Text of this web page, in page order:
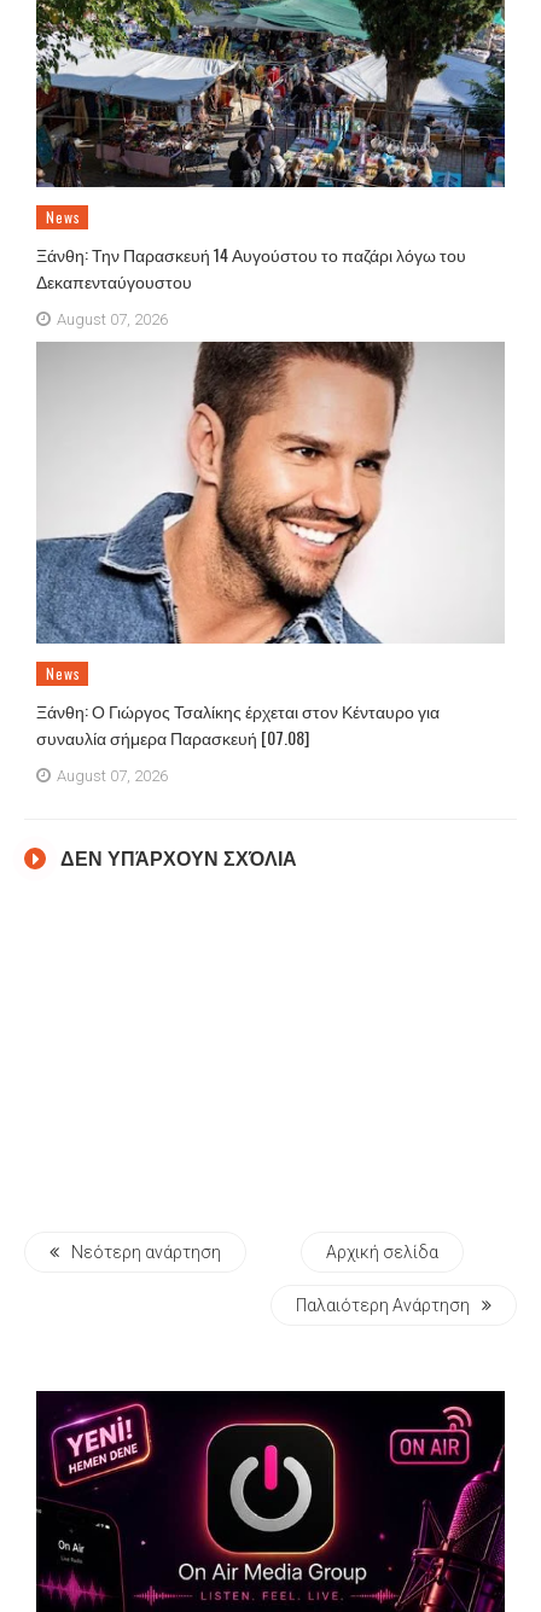
News
Ξάνθη: Την Παρασκευή 14 Αυγούστου το παζάρι λόγω του
Δεκαπενταύγουστου
August 07, 2026
News
Ξάνθη: Ο Γιώργος Τσαλίκης έρχεται στον Κένταυρο για
συναυλία σήμερα Παρασκευή [07.08]
August 07, 2026
ΔΕΝ ΥΠΆΡΧΟΥΝ ΣΧΌΛΙΑ
Νεότερη ανάρτηση Αρχική σελίδα
Παλαιότερη Ανάρτηση